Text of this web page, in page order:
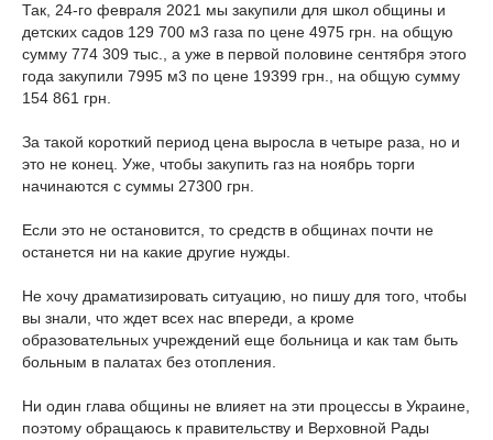
Так, 24-го февраля 2021 мы закупили для школ общины и
детских садов 129 700 м3 газа по цене 4975 грн.
на общую
сумму 774 309 тыс., а уже в первой половине сентября этого
года закупили 7995 м3 по цене 19399 грн., на общую сумму
154 861 грн.
За такой короткий период цена выросла в четыре раза, но и
это не конец. Уже, чтобы закупить газ на ноябрь торги
начинаются с суммы 27300 грн.
Если это не остановится, то средств в общинах почти не
останется ни на какие другие нужды.
Не хочу драматизировать ситуацию, но пишу для того, чтобы
вы знали, что ждет всех нас впереди, а кроме
образовательных учреждений еще больница и как там быть
больным в палатах без отопления.
Ни один глава общины не влияет на эти процессы в Украине,
поэтому обращаюсь к правительству и Верховной Рады